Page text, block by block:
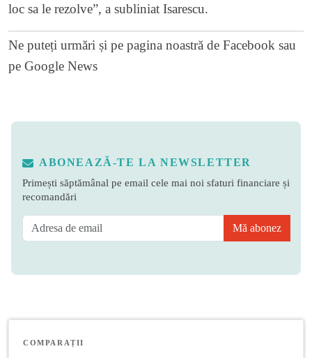
loc sa le rezolve”, a subliniat Isarescu.
Ne puteți urmări și pe pagina noastră de Facebook sau
pe Google News
ABONEAZĂ-TE LA NEWSLETTER
Primești săptămânal pe email cele mai noi sfaturi financiare și
recomandări
Mă abonez
COMPARAȚII